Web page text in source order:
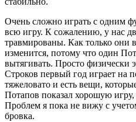
Очень сложно играть с одним
всю игру. К сожалению, у нас
травмированы. Как только они
изменится, потому что один
вытягивать. Просто физически
Строков первый год играет на
тяжеловато и есть вещи,
Потапов показал хорошую
Проблем я пока не вижу с
бровка.